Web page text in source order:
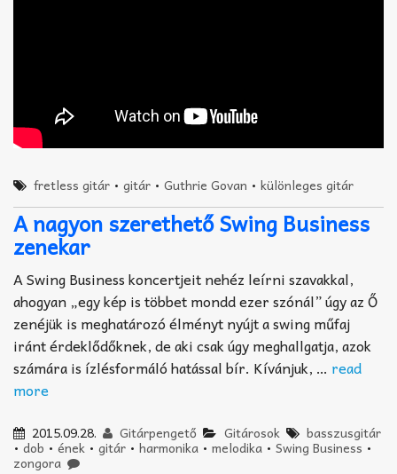
fretless gitár •gitár •Guthrie Govan •különleges gitár
A nagyon szerethető Swing Business
zenekar
A Swing Business koncertjeit nehéz leírni szavakkal,
ahogyan „egy kép is többet mondd ezer szónál” úgy az Ő
zenéjük is meghatározó élményt nyújt a swing műfaj
iránt érdeklődőknek, de aki csak úgy meghallgatja, azok
számára is ízlésformáló hatással bír. Kívánjuk, … read
more
2015.09.28. Gitárpengető Gitárosok basszusgitár
• dob • ének • gitár • harmonika • melodika • Swing Business •
zongora